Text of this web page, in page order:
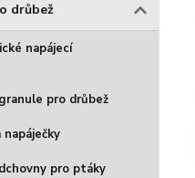
drůbež
napájecí
pro drůbež
pro ptáky